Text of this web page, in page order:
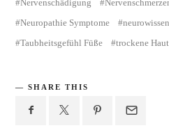
Nervenschädigung
Neuropathie Symptome
neurowissen
Taubheitsgefühl Füße
trockene
SHARE THIS